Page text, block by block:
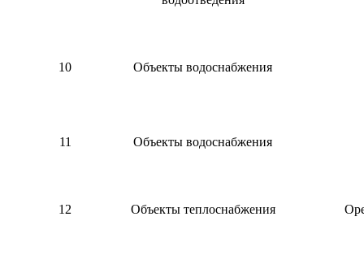
10 Объекты водоснабжения
11 Объекты водоснабжения
12 Объекты теплоснабжения